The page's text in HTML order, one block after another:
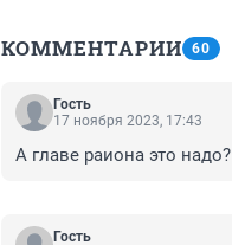
КОММЕНТАРИИ 60
Гость
17 ноября 2023, 17:43
А главе раиона это надо?
Гость